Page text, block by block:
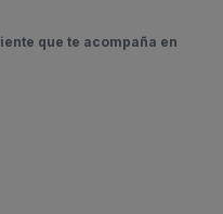
que te acompaña en